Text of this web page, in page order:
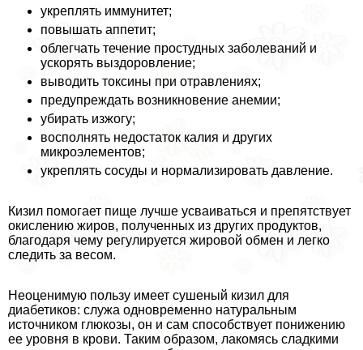
укреплять иммунитет;
повышать аппетит;
облегчать течение простудных заболеваний и
ускорять выздоровление;
выводить токсины при отравлениях;
предупреждать возникновение анемии;
убирать изжогу;
восполнять недостаток калия и других
микроэлементов;
укреплять сосуды и нормализировать давление.
Кизил помогает пище лучше усваиваться и препятствует
окислению жиров, полученных из других продуктов,
благодаря чему регулируется жировой обмен и легко
следить за весом.
Неоценимую пользу имеет сушеный кизил для
диабетиков: служа одновременно натуральным
источником глюкозы, он и сам способствует понижению
ее уровня в крови. Таким образом, лакомясь сладкими